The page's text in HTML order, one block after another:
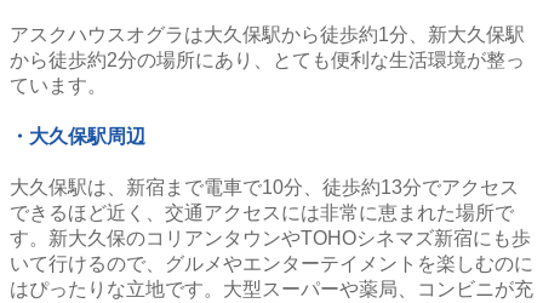
アスクハウスオグラは大久保駅から徒歩約1分、新大久保駅
から徒歩約2分の場所にあり、とても便利な生活環境が整っ
ています。
・大久保駅周辺
大久保駅は、新宿まで電車で10分、徒歩約13分でアクセス
できるほど近く、交通アクセスには非常に恵まれた場所で
す。新大久保のコリアンタウンやTOHOシネマズ新宿にも歩
いて行けるので、グルメやエンターテイメントを楽しむのに
はぴったりな立地です。大型スーパーや薬局、コンビニが充